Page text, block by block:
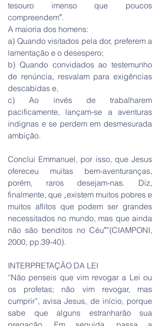
tesouro imenso que poucos
compreendem‟.
A maioria dos homens:
a) Quando visitados pela dor, preferem a
lamentação e o desespero;
b) Quando convidados ao testemunho
de renúncia, resvalam para exigências
descabidas e,
c) Ao invés de trabalharem
pacificamente, lançam-se a aventuras
indignas e se perdem em desmesurada
ambição.
Conclui Emmanuel, por isso, que Jesus
ofereceu muitas bem-aventuranças,
porém, raros desejam-nas. Diz,
finalmente, que „existem muitos pobres e
muitos aflitos que podem ser grandes
necessitados no mundo, mas que ainda
não são benditos no Céu‟”(CIAMPONI,
2000, pp.39-40).
INTERPRETAÇÃO DA LEI
“Não penseis que vim revogar a Lei ou
os profetas; não vim revogar, mas
cumprir”, avisa Jesus, de início, porque
sabe que alguns estranharão sua